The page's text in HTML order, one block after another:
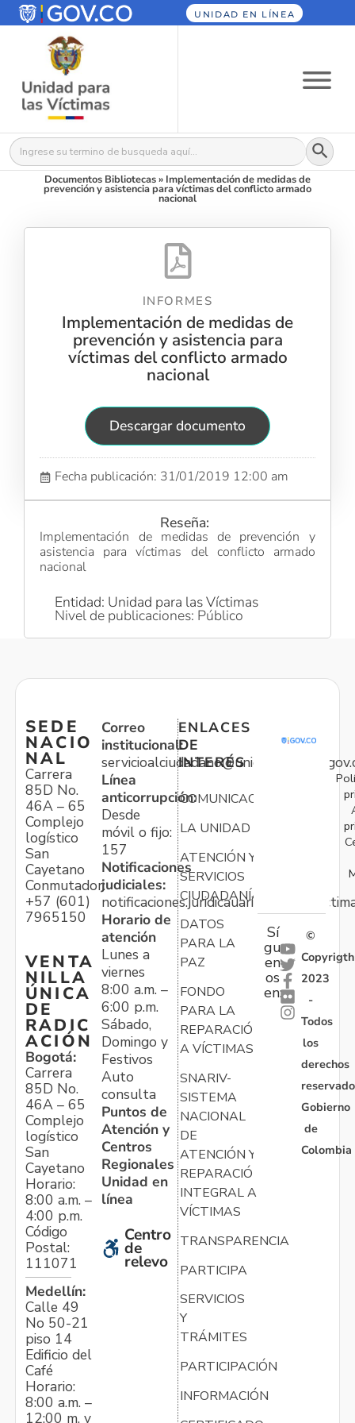
UNIDAD EN LÍNEA
Buscar: Botón
Documentos Bibliotecas» Implementación de medidas de
prevención y asistencia para víctimas del conflicto armado
nacional
INFORMES
Implementación de medidas de
prevención y asistencia para
víctimas del conflicto armado
nacional
Descargar documento
Fecha publicación: 31/01/2019 12:00 am
Reseña:
Implementación de medidas de prevención y
asistencia para víctimas del conflicto armado
nacional
Entidad: Unidad para las Víctimas
Nivel de publicaciones: Público
SEDE
NACIO
NAL
Carrera
85D No.
46A – 65
Complejo
logístico
San
Cayetano
Conmutador:
+57 (601)
7965150
VENTA
NILLA
ÚNICA
DE
RADIC
ACIÓN
Bogotá:
Carrera
85D No.
46A – 65
Complejo
logístico
San
Cayetano
Horario:
8:00 a.m. –
4:00 p.m.
Código
Postal:
111071
Medellín:
Calle 49
No 50-21
piso 14
Edificio del
Café
Horario:
8:00 a.m. –
12:00 m. y
Correo
institucional:
Línea
anticorrupción:
Desde
móvil o fijo:
157
Notificaciones
judiciales:
Horario de
atención
Lunes a
viernes
8:00 a.m. –
6:00 p.m.
Sábado,
Domingo y
Festivos
Auto
consulta
Puntos de
Atención y
Centros
Regionales
Unidad en
línea
Centro
de
relevo
ENLACES
DE
INTERÉS
COMUNICACIONES
LA UNIDAD
ATENCIÓN Y
SERVICIOS
CIUDADANÍA
DATOS
PARA LA
PAZ
FONDO
PARA LA
REPARACIÓN
A VÍCTIMAS
SNARIV-
SISTEMA
NACIONAL
DE
ATENCIÓN Y
REPARACIÓN
INTEGRAL A
VÍCTIMAS
TRANSPARENCIA
PARTICIPA
SERVICIOS
Y
TRÁMITES
PARTICIPACIÓN
INFORMACIÓN
Sí
gu
en
os
en:
©
Copyrigth
2023
-
Todos
los
derechos
Gobierno
de
Colombia